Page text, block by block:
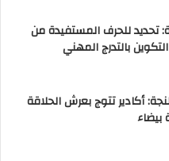
تحديد للحرف المستفيدة من
بالتدرج المهني
أكادير تتوج بعرش الحلاقة
بيضاء